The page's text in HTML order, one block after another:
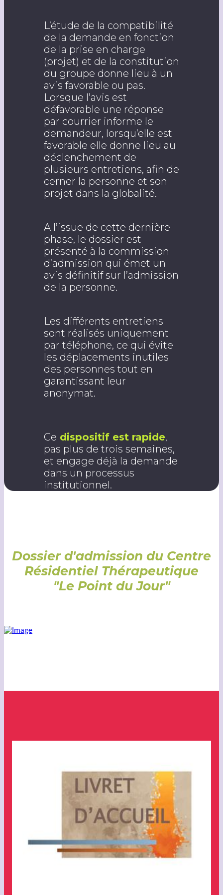
L’étude de la compatibilité
de la demande en fonction
de la prise en charge
(projet) et de la constitution
du groupe donne lieu à un
avis favorable ou pas.
Lorsque l’avis est
défavorable une réponse
par courrier informe le
demandeur, lorsqu’elle est
favorable elle donne lieu au
déclenchement de
plusieurs entretiens, afin de
cerner la personne et son
projet dans la globalité.
A l’issue de cette dernière
phase, le dossier est
présenté à la commission
d’admission qui émet un
avis définitif sur l’admission
de la personne.
Les différents entretiens
sont réalisés uniquement
par téléphone, ce qui évite
les déplacements inutiles
des personnes tout en
garantissant leur
anonymat.
Ce dispositif est rapide,
pas plus de trois semaines,
et engage déjà la demande
dans un processus
institutionnel.
Dossier d'admission du Centre
Résidentiel Thérapeutique
"Le Point du Jour"